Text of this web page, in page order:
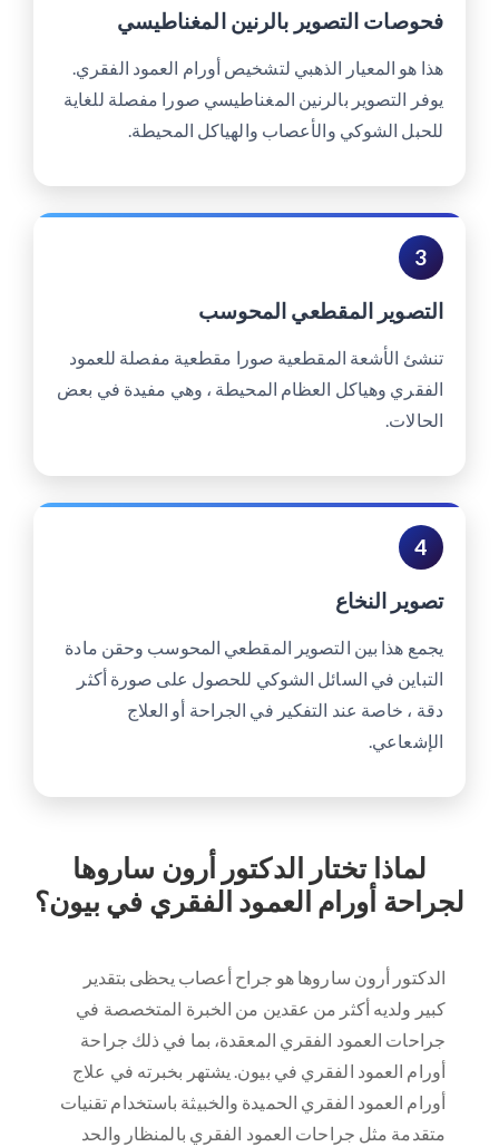
فحوصات التصوير بالرنين المغناطيسي
هذا هو المعيار الذهبي لتشخيص أورام العمود الفقري.
يوفر التصوير بالرنين المغناطيسي صورا مفصلة للغاية
للحبل الشوكي والأعصاب والهياكل المحيطة.
3
التصوير المقطعي المحوسب
تنشئ الأشعة المقطعية صورا مقطعية مفصلة للعمود
الفقري وهياكل العظام المحيطة ، وهي مفيدة في بعض
الحالات.
4
تصوير النخاع
يجمع هذا بين التصوير المقطعي المحوسب وحقن مادة
التباين في السائل الشوكي للحصول على صورة أكثر
دقة ، خاصة عند التفكير في الجراحة أو العلاج
الإشعاعي.
لماذا تختار الدكتور أرون ساروها
لجراحة أورام العمود الفقري في بيون؟
الدكتور أرون ساروها هو جراح أعصاب يحظى بتقدير
كبير ولديه أكثر من عقدين من الخبرة المتخصصة في
جراحات العمود الفقري المعقدة، بما في ذلك جراحة
أورام العمود الفقري في بيون. يشتهر بخبرته في علاج
أورام العمود الفقري الحميدة والخبيثة باستخدام تقنيات
متقدمة مثل جراحات العمود الفقري بالمنظار والحد